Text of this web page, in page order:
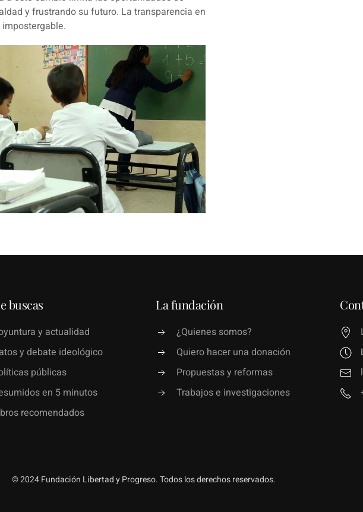
y frustrando su futuro. La transparencia en
buscas
y actualidad
y debate ideológico
públicas
en 5 minutos
recomendados
La fundación
¿Quienes somos?
Quiero hacer una donación
Propuestas y reformas
Trabajos e investigaciones
© 2024 Fundación Libertad y Progreso. Todos los derechos reservados.